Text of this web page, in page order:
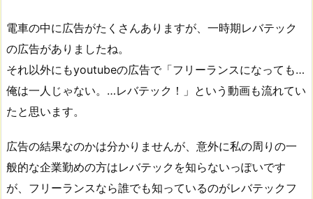
電車の中に広告がたくさんありますが、一時期レバテック
の広告がありましたね。
それ以外にもyoutubeの広告で「フリーランスになっても…
俺は一人じゃない。…レバテック！」という動画も流れてい
たと思います。
広告の結果なのかは分かりませんが、意外に私の周りの一
般的な企業勤めの方はレバテックを知らないっぽいです
が、フリーランスなら誰でも知っているのがレバテックフ